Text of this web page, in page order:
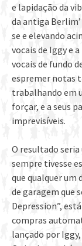
e lapidação da
da antiga
se e elevando
vocais de Iggy e
vocais de fundo
espremer notas
trabalhando em
forçar, e a seus
imprevisíveis.
O resultado
sempre tivesse
que qualquer um
de garagem que
Depression”,
compras
lançado por